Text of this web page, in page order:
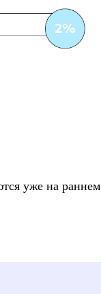
уже на раннем